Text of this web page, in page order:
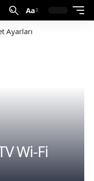
Aa
Wi-Fi